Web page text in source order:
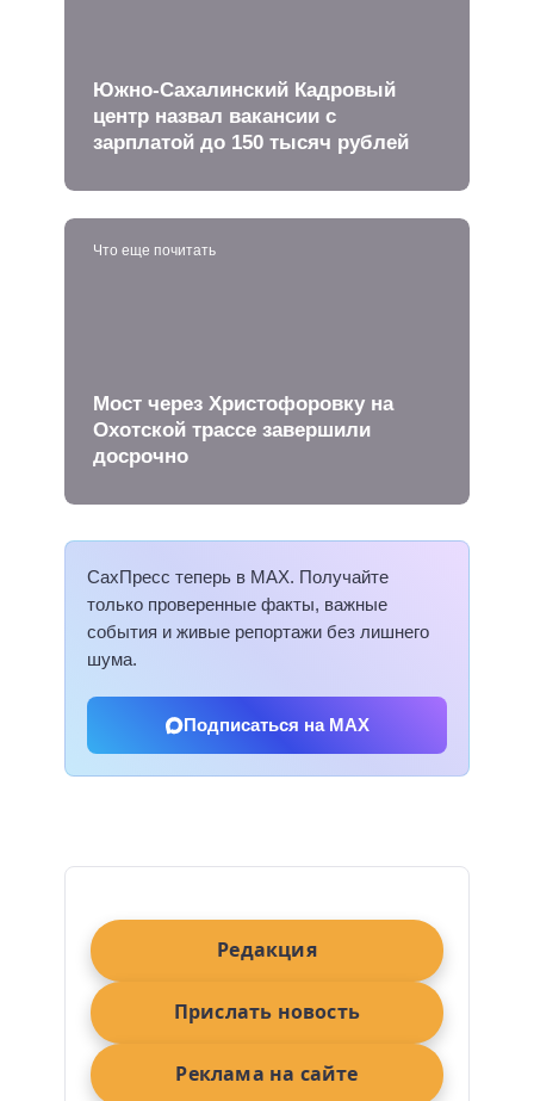
Южно-Сахалинский Кадровый
центр назвал вакансии с
зарплатой до 150 тысяч рублей
Что еще почитать
Мост через Христофоровку на
Охотской трассе завершили
досрочно
СахПресс теперь в MAX. Получайте
только проверенные факты, важные
события и живые репортажи без лишнего
шума.
Подписаться на MAX
Редакция
Прислать новость
Реклама на сайте